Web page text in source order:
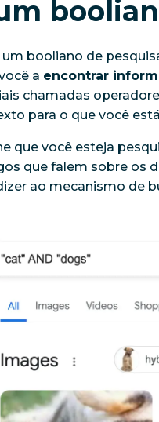
booliano de
a encontrar
chamadas
para o que você
que você esteja
que falem sobre os
ao mecanismo de